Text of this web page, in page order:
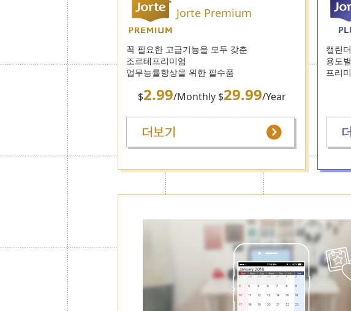
Jorte Premium
꼭 필요한 고급기능을 모두 갖춘
조르테프리미엄
업무능률향상을 위한 필수품
$2.99/Monthly $29.99/Year
캘린
용도
프리
캘린더를 추가할 수
무용, 개인용으로 나
리가능